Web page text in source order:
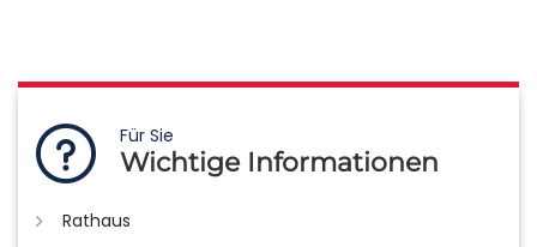
Für Sie
Wichtige Informationen
Rathaus